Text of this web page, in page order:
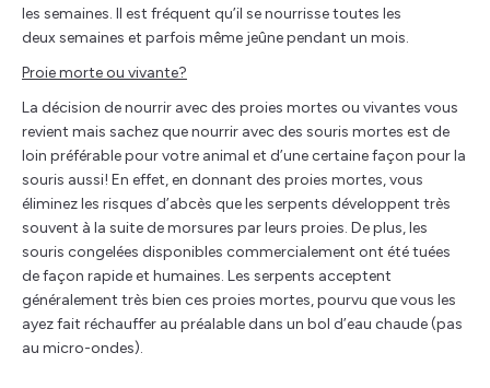
les semaines. Il est fréquent qu’il se nourrisse toutes les
deux semaines et parfois même jeûne pendant un mois.
Proie morte ou vivante?
La décision de nourrir avec des proies mortes ou vivantes vous
revient mais sachez que nourrir avec des souris mortes est de
loin préférable pour votre animal et d’une certaine façon pour la
souris aussi! En effet, en donnant des proies mortes, vous
éliminez les risques d’abcès que les serpents développent très
souvent à la suite de morsures par leurs proies. De plus, les
souris congelées disponibles commercialement ont été tuées
de façon rapide et humaines. Les serpents acceptent
généralement très bien ces proies mortes, pourvu que vous les
ayez fait réchauffer au préalable dans un bol d’eau chaude (pas
au micro-ondes).